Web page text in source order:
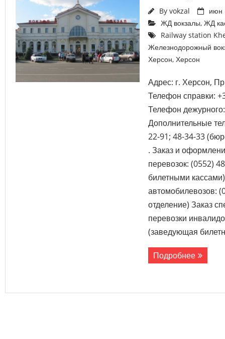
By vokzal
июн
ЖД вокзалы, ЖД
Railway station
Железнодорожный
Херсон, Херсон
Адрес: г. Херсон,
Телефон справки:
Телефон
Дополнительные
22-91; 48-34-33
. Заказ и
перевозок: (0552)
билетными
автомобилевозов:
отделение) Заказ
перевозки
(заведующая
Подробнее